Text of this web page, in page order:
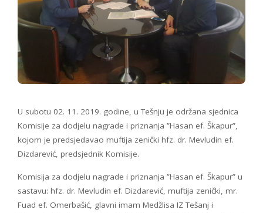
U subotu 02. 11. 2019. godine, u Tešnju je održana sjednica
Komisije za dodjelu nagrade i priznanja ”Hasan ef. Škapur”,
kojom je predsjedavao muftija zenički hfz. dr. Mevludin ef.
Dizdarević, predsjednik Komisije.
Komisija za dodjelu nagrade i priznanja ”Hasan ef. Škapur” u
sastavu: hfz. dr. Mevludin ef. Dizdarević, muftija zenički, mr.
Fuad ef. Omerbašić, glavni imam Medžlisa IZ Tešanj i